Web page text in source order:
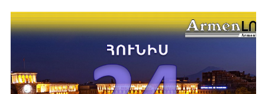
Геворкян
Գևորգյան